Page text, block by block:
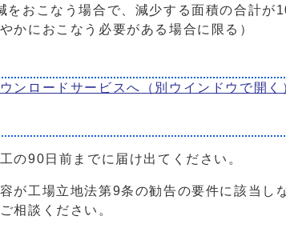
おこなう場合で、減少する面積の合計が
かにおこなう必要がある場合に限る）
ンロードサービスへ （別ウインドウで開く
の90日前までに届け出てください。
が工場立地法第9条の勧告の要件に該当し
相談ください。